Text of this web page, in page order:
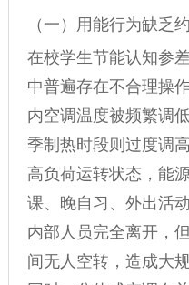
（一）用能行为缺乏
在校学生节能认知参
中普遍存在不合理操
内空调温度被频繁调
季制热时段则过度调
高负荷运转状态，能
课、晚自习、外出活
内部人员完全离开，
间无人空转，造成大